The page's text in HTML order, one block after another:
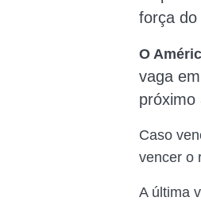
força do
O
vaga
próximo
Caso
vencer o
A última